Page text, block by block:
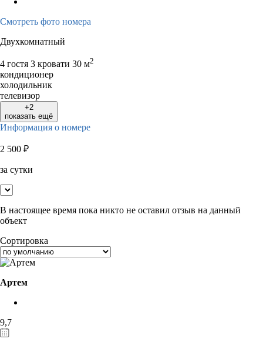
Смотреть фото номера
Двухкомнатный
4 гостя 3 кровати 30 м2
кондиционер
холодильник
телевизор
+2
показать ещё
Информация о номере
2 500 ₽
за сутки
В настоящее время пока никто не оставил отзыв на данный
объект
Сортировка
Артем
9,7